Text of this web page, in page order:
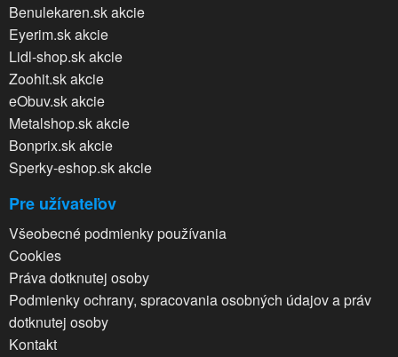
Benulekaren.sk akcie
Eyerim.sk akcie
Lidl-shop.sk akcie
Zoohit.sk akcie
eObuv.sk akcie
Metalshop.sk akcie
Bonprix.sk akcie
Sperky-eshop.sk akcie
Pre užívateľov
Všeobecné podmienky používania
Cookies
Práva dotknutej osoby
Podmienky ochrany, spracovania osobných údajov a práv
dotknutej osoby
Kontakt